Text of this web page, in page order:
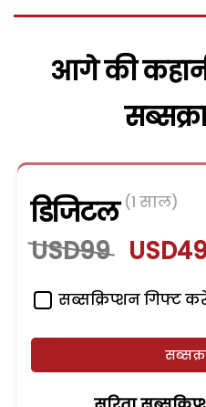
आगे की
डिजिटल (1 साल)
USD99 USD49
सब्सक्रिप्शन गिफ्ट